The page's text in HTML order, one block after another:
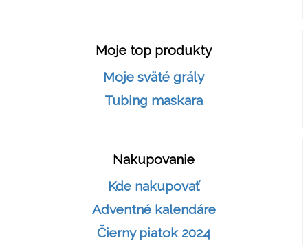
Moje top produkty
Moje sväté grály
Tubing maskara
Nakupovanie
Kde nakupovať
Adventné kalendáre
Čierny piatok 2024